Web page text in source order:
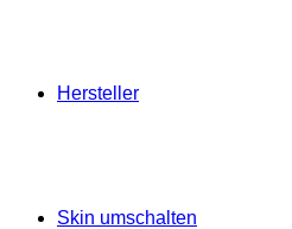
Hersteller
Skin umschalten